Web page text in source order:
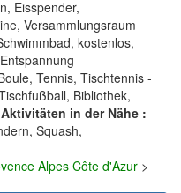
Eisspender,
Versammlungsraum
kostenlos,
Tennis, Tischtennis -
Bibliothek,
Aktivitäten in der Nähe :
Squash,
Alpes Côte d'Azur >